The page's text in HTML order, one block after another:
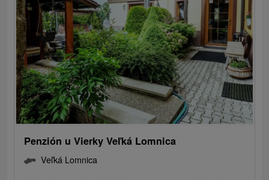
Penzión u Vierky Veľká Lomnica
Veľká Lomnica